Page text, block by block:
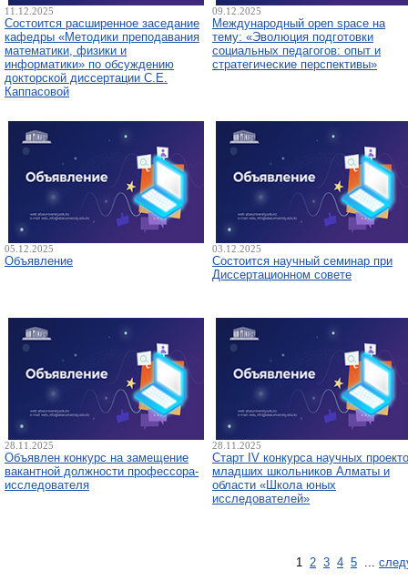
11.12.2025
Состоится расширенное заседание
кафедры «Методики преподавания
математики, физики и
информатики» по обсуждению
докторской диссертации С.Е.
Каппасовой
09.12.2025
Международный open space на
тему: «Эволюция подготовки
социальных педагогов: опыт и
стратегические перспективы»
05.12.2025
Объявление
03.12.2025
Состоится научный семинар при
Диссертационном совете
28.11.2025
Объявлен конкурс на замещение
вакантной должности профессора-
исследователя
28.11.2025
Старт IV конкурса научных
младших школьников Алматы и
области «Школа юных
исследователей»
1 2 3 4 5 ...